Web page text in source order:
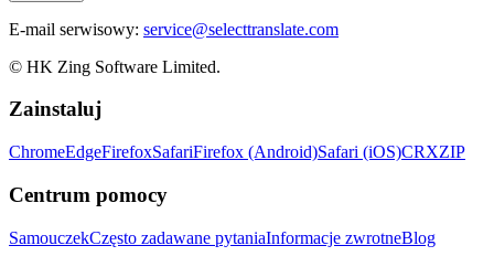
E-mail serwisowy: service@selecttranslate.com
© HK Zing Software Limited.
Zainstaluj
ChromeEdgeFirefoxSafariFirefox (Android)Safari (iOS)CRXZIP
Centrum pomocy
SamouczekCzęsto zadawane pytaniaInformacje zwrotneBlog